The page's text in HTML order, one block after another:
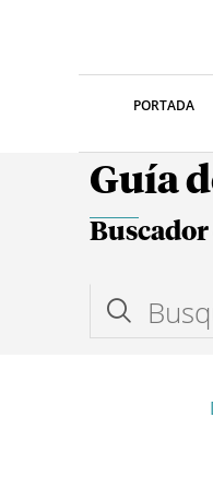
PORTADA
Guía